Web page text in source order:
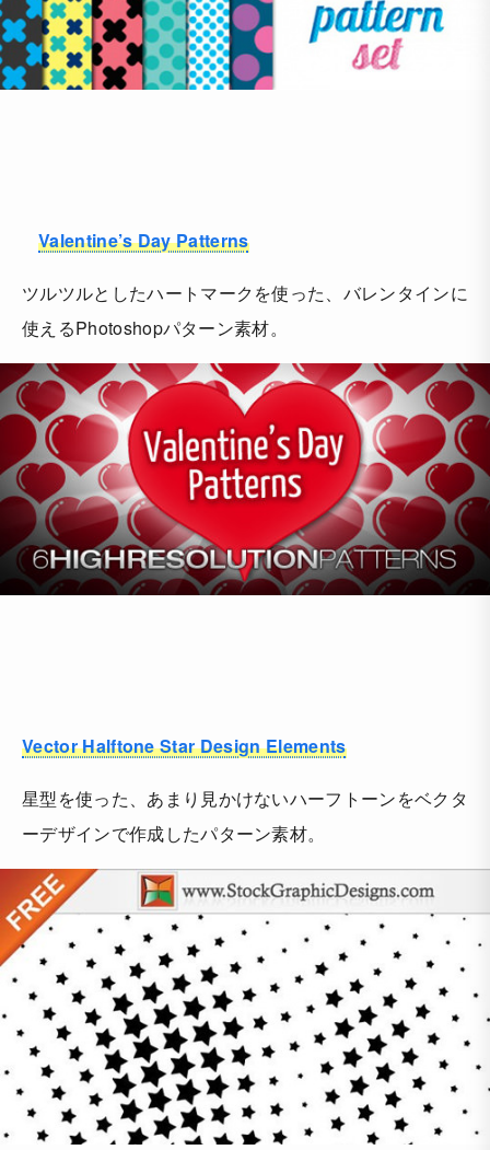
Valentine’s Day Patterns
ツルツルとしたハートマークを使った、バレンタインに
使えるPhotoshopパターン素材。
Vector Halftone Star Design Elements
星型を使った、あまり見かけないハーフトーンをベクタ
ーデザインで作成したパターン素材。